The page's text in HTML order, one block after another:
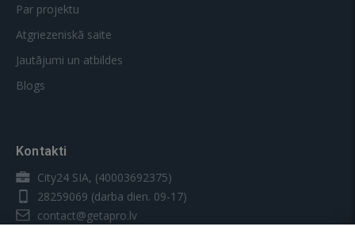
Par projektu
Atgriezeniskā saite
Jautājumi un atbildes
Blogs
Kontakti
City24 SIA, (40003692375)
28259069 (darba dien. 09-17)
contact@getapro.lv